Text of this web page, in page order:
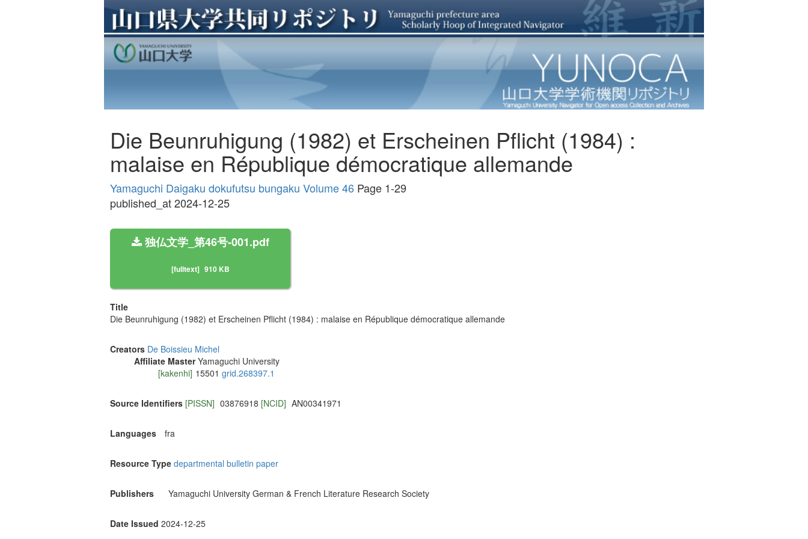
Die Beunruhigung (1982) et Erscheinen Pflicht (1984) :
malaise en République démocratique allemande
Yamaguchi Daigaku dokufutsu bungaku Volume 46 Page 1-29
published_at 2024-12-25
独仏文学_第46号-001.pdf
[fulltext] 910 KB
Title
Die Beunruhigung (1982) et Erscheinen Pflicht (1984) : malaise en République démocratique allemande
Creators De Boissieu Michel
Affiliate Master Yamaguchi University
[kakenhi] 15501 grid.268397.1
Source Identifiers [PISSN] 03876918 [NCID] AN00341971
Languages fra
Resource Type departmental bulletin paper
Publishers Yamaguchi University German & French Literature Research Society
Date Issued 2024-12-25